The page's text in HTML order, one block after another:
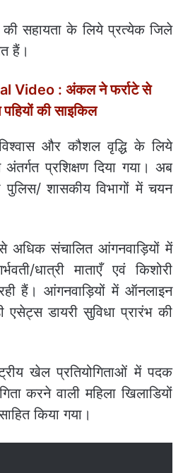
सहायता के लिये प्रत्येक जिले
हैं।
Video : अंकल ने फर्राटे से
की साइकिल
और कौशल वृद्धि के लिये
प्रशिक्षण दिया गया। अब
शासकीय विभागों में चयन
अधिक संचालित आंगनवाड़ियों में
धात्री माताएँ एवं किशोरी
रही हैं। आंगनवाड़ियों में ऑनलाइन
डायरी सुविधा प्रारंभ की
खेल प्रतियोगिताओं में पदक
करने वाली महिला खिलाडियों
किया गया।